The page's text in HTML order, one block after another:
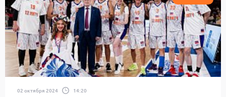
02 октября 2024 14:20